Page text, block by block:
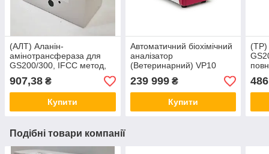
(АЛТ) Аланін-
амінотрансфераза для
GS200/300, IFCC метод,
повний набір, 150 мл,
Genrui
907,38 ₴
Купити
Автоматичний біохімічний
аналізатор
(Ветеринарний) VP10
Genrui
239 999₴
Купити
(ТР)
Подібні товари компанії